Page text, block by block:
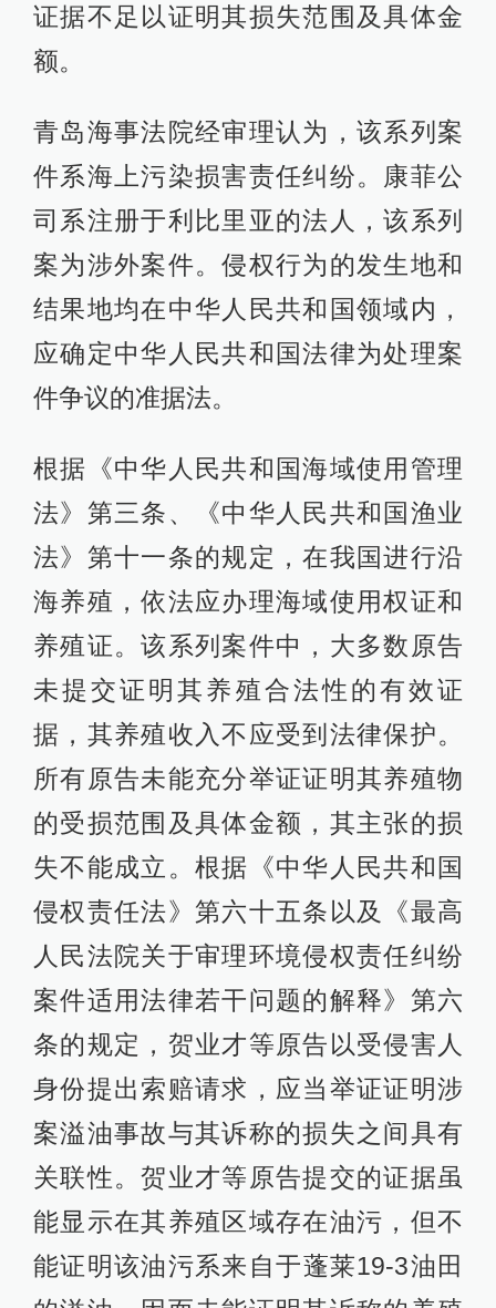
证据不足以证明其损失范围及具体金
额。
青岛海事法院经审理认为，该系列案
件系海上污染损害责任纠纷。康菲公
司系注册于利比里亚的法人，该系列
案为涉外案件。侵权行为的发生地和
结果地均在中华人民共和国领域内，
应确定中华人民共和国法律为处理案
件争议的准据法。
根据《中华人民共和国海域使用管理
法》第三条、《中华人民共和国渔业
法》第十一条的规定，在我国进行沿
海养殖，依法应办理海域使用权证和
养殖证。该系列案件中，大多数原告
未提交证明其养殖合法性的有效证
据，其养殖收入不应受到法律保护。
所有原告未能充分举证证明其养殖物
的受损范围及具体金额，其主张的损
失不能成立。根据《中华人民共和国
侵权责任法》第六十五条以及《最高
人民法院关于审理环境侵权责任纠纷
案件适用法律若干问题的解释》第六
条的规定，贺业才等原告以受侵害人
身份提出索赔请求，应当举证证明涉
案溢油事故与其诉称的损失之间具有
关联性。贺业才等原告提交的证据虽
能显示在其养殖区域存在油污，但不
能证明该油污系来自于蓬莱19-3油田